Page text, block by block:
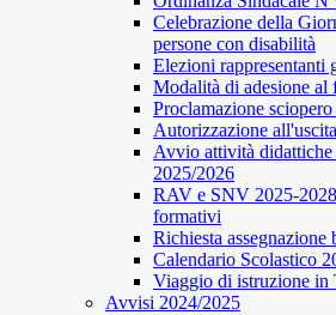
Celebrazione della
persone con disabilità
Elezioni rappresentanti
Modalità di adesione al
Proclamazione
Autorizzazione
Avvio attività didattiche
2025/2026
RAV e SNV 2025-
formativi
Richiesta
Calendario Scolastico
Viaggio di istruzione in
Avvisi 2024/2025